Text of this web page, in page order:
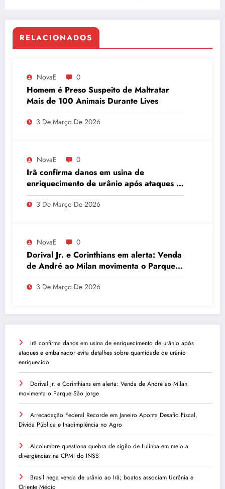
RELACIONADOS
NovaE 0
Homem é Preso Suspeito de Maltratar
Mais de 100 Animais Durante Lives
3 De Março De 2026
NovaE 0
Irã confirma danos em usina de
enriquecimento de urânio após ataques e
embaixador evita detalhes sobre
quantidade de urânio enriquecido
3 De Março De 2026
NovaE 0
Dorival Jr. e Corinthians em alerta: Venda
de André ao Milan movimenta o Parque
São Jorge
3 De Março De 2026
Irã confirma danos em usina de enriquecimento de urânio após
ataques e embaixador evita detalhes sobre quantidade de urânio
enriquecido
Dorival Jr. e Corinthians em alerta: Venda de André ao Milan
movimenta o Parque São Jorge
Arrecadação Federal Recorde em Janeiro Aponta Desafio Fiscal,
Dívida Pública e Inadimplência no Agro
Alcolumbre questiona quebra de sigilo de Lulinha em meio a
divergências na CPMI do INSS
Brasil nega venda de urânio ao Irã; boatos associam Ucrânia e
Oriente Médio